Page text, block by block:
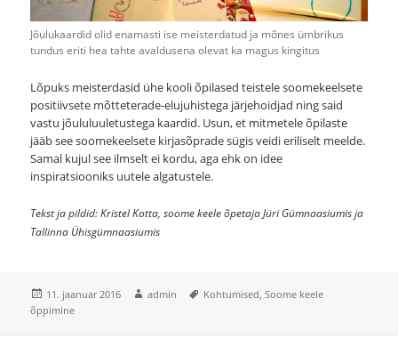
Jõulukaardid olid enamasti ise meisterdatud ja mõnes ümbrikus
tundus eriti hea tahte avaldusena olevat ka magus kingitus
Lõpuks meisterdasid ühe kooli õpilased teistele soomekeelsete
positiivsete mõtteterade-elujuhistega järjehoidjad ning said
vastu jõululuuletustega kaardid. Usun, et mitmetele õpilaste
jääb see soomekeelsete kirjasõprade sügis veidi eriliselt meelde.
Samal kujul see ilmselt ei kordu, aga ehk on idee
inspiratsiooniks uutele algatustele.
Tekst ja pildid: Kristel Kotta, soome keele õpetaja Jüri Gümnaasiumis ja
Tallinna Ühisgümnaasiumis
Posted
on
11. jaanuar 2016 Author
admin Tags
Kohtumised, Soome keele
õppimine